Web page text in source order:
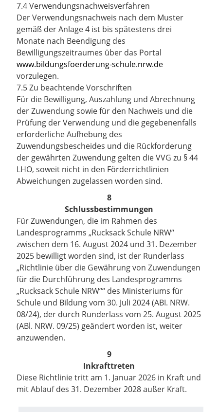
7.4 Verwendungsnachweisverfahren
Der Verwendungsnachweis nach dem Muster
gemäß der Anlage 4 ist bis spätestens drei
Monate nach Beendigung des
Bewilligungszeitraumes über das Portal
www.bildungsfoerderung-schule.nrw.de
vorzulegen.
7.5 Zu beachtende Vorschriften
Für die Bewilligung, Auszahlung und Abrechnung
der Zuwendung sowie für den Nachweis und die
Prüfung der Verwendung und die gegebenenfalls
erforderliche Aufhebung des
Zuwendungsbescheides und die Rückforderung
der gewährten Zuwendung gelten die VVG zu § 44
LHO, soweit nicht in den Förderrichtlinien
Abweichungen zugelassen worden sind.
8
Schlussbestimmungen
Für Zuwendungen, die im Rahmen des
Landesprogramms „Rucksack Schule NRW“
zwischen dem 16. August 2024 und 31. Dezember
2025 bewilligt worden sind, ist der Runderlass
„Richtlinie über die Gewährung von Zuwendungen
für die Durchführung des Landesprogramms
„Rucksack Schule NRW““ des Ministeriums für
Schule und Bildungvom 30. Juli 2024 (ABI. NRW.
08/24), der durch Runderlass vom 25. August 2025
(ABl. NRW. 09/25) geändert worden ist, weiter
anzuwenden.
9
Inkrafttreten
Diese Richtlinie tritt am 1. Januar 2026 in Kraft und
mitAblauf des 31. Dezember 2028 außer Kraft.